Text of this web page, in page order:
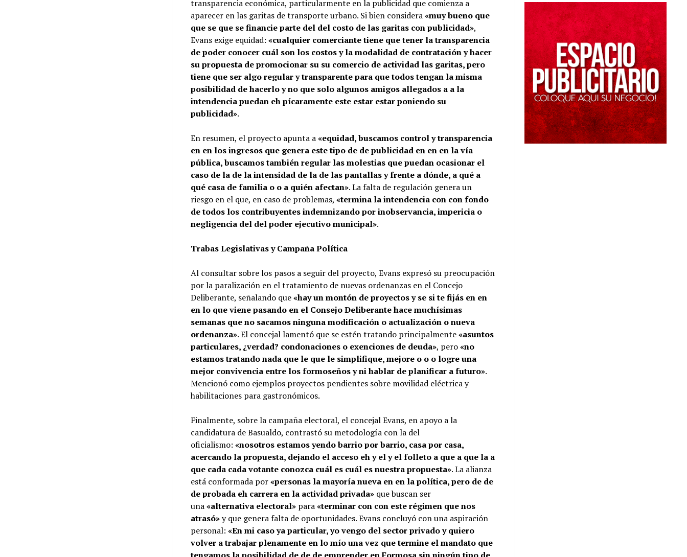
transparencia económica, particularmente en la publicidad que comienza a
aparecer en las garitas de transporte urbano. Si bien considera«muy bueno que
que se que se financie parte del del costo de las garitas con publicidad»,
Evans exige equidad:«cualquier comerciante tiene que tener la transparencia
de poder conocer cuál son los costos y la modalidad de contratación y hacer
su propuesta de promocionar su su comercio de actividad las garitas, pero
tiene que ser algo regular y transparente para que todos tengan la misma
posibilidad de hacerlo y no que solo algunos amigos allegados a a la
intendencia puedan eh pícaramente este estar estar poniendo su
publicidad».
En resumen, el proyecto apunta a«equidad, buscamos control y transparencia
en en los ingresos que genera este tipo de de publicidad en en en la vía
pública, buscamos también regular las molestias que puedan ocasionar el
caso de la de la intensidad de la de las pantallas y frente a dónde, a qué a
qué casa de familia o o a quién afectan». La falta de regulación genera un
riesgo en el que, en caso de problemas,«termina la intendencia con con fondo
de todos los contribuyentes indemnizando por inobservancia, impericia o
negligencia del del poder ejecutivo municipal».
Trabas Legislativas y Campaña Política
Al consultar sobre los pasos a seguir del proyecto, Evans expresó su preocupación
por la paralización en el tratamiento de nuevas ordenanzas en el Concejo
Deliberante, señalando que«hay un montón de proyectos y se si te fijás en en
en lo que viene pasando en el Consejo Deliberante hace muchísimas
semanas que no sacamos ninguna modificación o actualización o nueva
ordenanza». El concejal lamentó que se estén tratando principalmente«asuntos
particulares, ¿verdad? condonaciones o exenciones de deuda», pero«no
estamos tratando nada que le que le simplifique, mejore o o o logre una
mejor convivencia entre los formoseños y ni hablar de planificar a futuro».
Mencionó como ejemplos proyectos pendientes sobre movilidad eléctrica y
habilitaciones para gastronómicos.
Finalmente, sobre la campaña electoral, el concejal Evans, en apoyo a la
candidatura de Basualdo, contrastó su metodología con la del
oficialismo:«nosotros estamos yendo barrio por barrio, casa por casa,
acercando la propuesta, dejando el acceso eh y el y el folleto a que a que la a
que cada cada votante conozca cuál es cuál es nuestra propuesta». La alianza
está conformada por«personas la mayoría nueva en en la política, pero de de
de probada eh carrera en la actividad privada» que buscan ser
una«alternativa electoral» para«terminar con con este régimen que nos
atrasó»y que genera falta de oportunidades. Evans concluyó con una aspiración
personal:«En mi caso ya particular, yo vengo del sector privado y quiero
volver a trabajar plenamente en lo mío una vez que termine el mandato que